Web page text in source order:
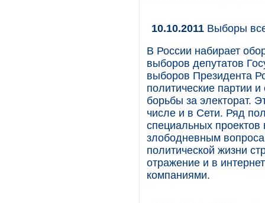
10.10.2011 Выборы
В России набирает
выборов депутатов
выборов Президента
политические партии
борьбы за электорат.
числе и в Сети. Ряд
специальных
злободневным
политической жизни
отражение и в
компаниями.